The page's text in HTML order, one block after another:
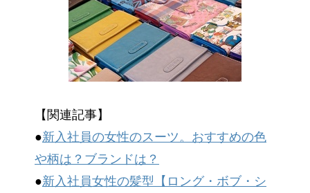
【関連記事】
●新入社員の女性のスーツ。おすすめの色
や柄は？ブランドは？
●新入社員女性の髪型【ロング・ボブ・シ